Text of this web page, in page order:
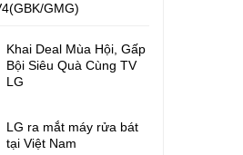
GMG)
Khai Deal Mùa Hội, Gấp
Bội Siêu Quà Cùng TV
LG
LG ra mắt máy rửa bát
tại Việt Nam